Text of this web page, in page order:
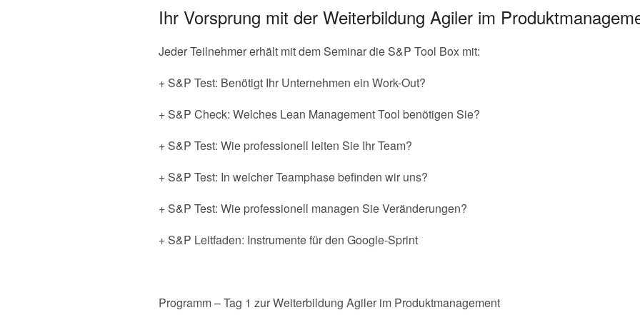
Ihr Vorsprung mit der Weiterbildung Agiler im
Jeder Teilnehmer erhält mit dem Seminar die S&P Tool Box mit:
+ S&P Test: Benötigt Ihr Unternehmen ein Work-Out?
+ S&P Check: Welches Lean Management Tool benötigen Sie?
+ S&P Test: Wie professionell leiten Sie Ihr Team?
+ S&P Test: In welcher Teamphase befinden wir uns?
+ S&P Test: Wie professionell managen Sie Veränderungen?
+ S&P Leitfaden: Instrumente für den Google-Sprint
Programm – Tag 1 zur Weiterbildung Agiler im Produktmanagement